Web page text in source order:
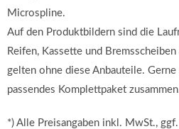
Microspline.
Auf den Produktbildern sind die
Reifen, Kassette und
gelten ohne diese Anbauteile.
passendes Komplettpaket
*) Alle Preisangaben inkl. MwSt.,